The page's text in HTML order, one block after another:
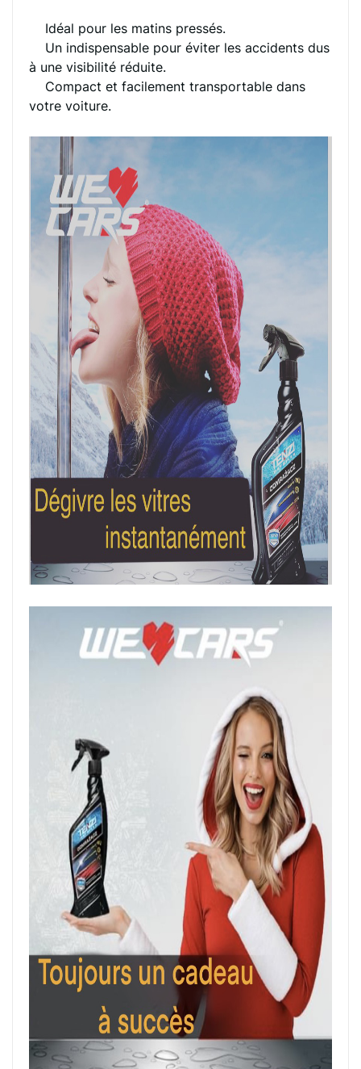
Idéal pour les matins pressés.
Un indispensable pour éviter les accidents dus
à une visibilité réduite.
Compact et facilement transportable dans
votre voiture.